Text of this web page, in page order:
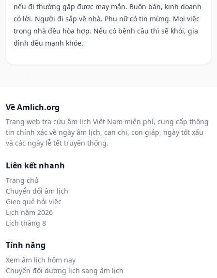
nếu đi thường gặp được may mắn. Buôn bán, kinh doanh
có lời. Người đi sắp về nhà. Phụ nữ có tin mừng. Mọi việc
trong nhà đều hòa hợp. Nếu có bệnh cầu thì sẽ khỏi, gia
đình đều mạnh khỏe.
Về Amlich.org
Trang web tra cứu âm lịch Việt Nam miễn phí, cung cấp thông
tin chính xác về ngày âm lịch, can chi, con giáp, ngày tốt xấu
và các ngày lễ tết truyền thống.
Liên kết nhanh
Trang chủ
Chuyển đổi âm lịch
Gieo quẻ hỏi việc
Lịch năm 2026
Lịch tháng 8
Tính năng
Xem âm lịch hôm nay
Chuyển đổi dương lịch sang âm lịch